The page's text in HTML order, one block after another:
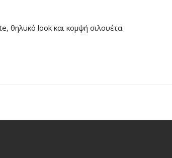
θηλυκό look και κομψή σιλουέτα.